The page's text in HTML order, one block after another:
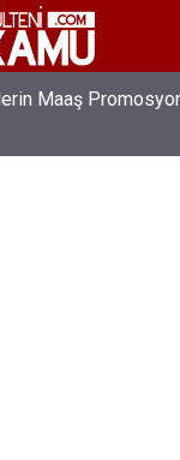
Maaş